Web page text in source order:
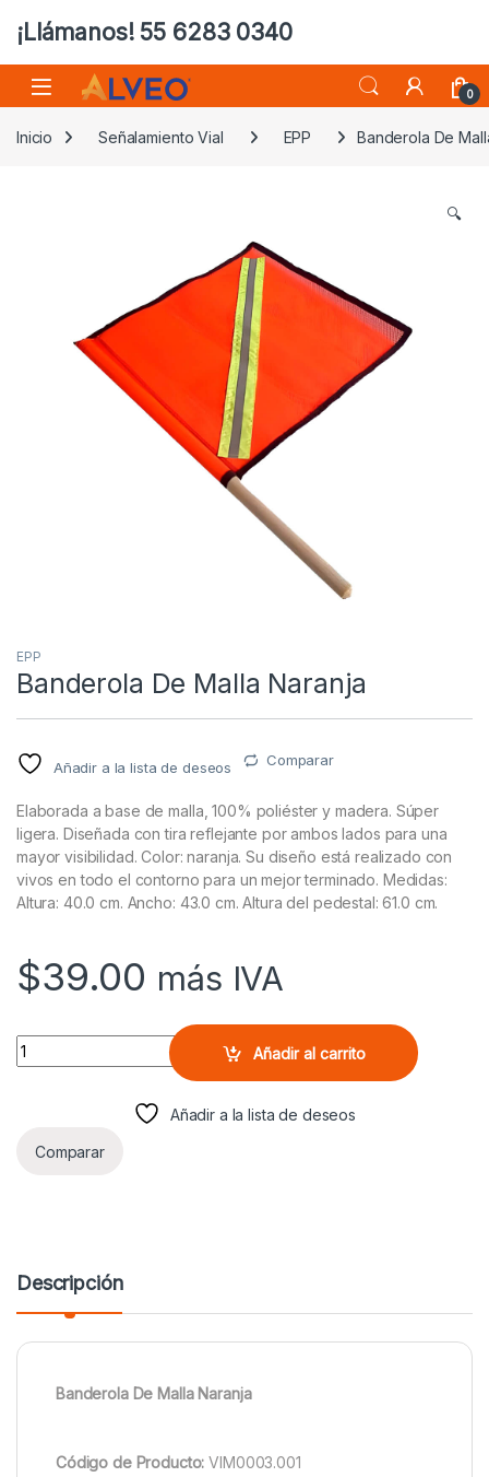
¡Llámanos! 55 6283 0340
0
Inicio Señalamiento Vial EPP Banderola De
🔍
EPP
Banderola De Malla Naranja
Añadir a la lista de deseos Comparar
Elaborada a base de malla, 100% poliéster y madera. Súper
ligera. Diseñada con tira reflejante por ambos lados para una
mayor visibilidad. Color: naranja. Su diseño está realizado con
vivos en todo el contorno para un mejor terminado. Medidas:
Altura: 40.0 cm. Ancho: 43.0 cm. Altura del pedestal: 61.0 cm.
$39.00 más IVA
Banderola De Malla Naranja quantity
Añadir al carrito
Añadir a la lista de deseos
Comparar
Descripción
Banderola De Malla Naranja
Código de Producto: VIM0003.001